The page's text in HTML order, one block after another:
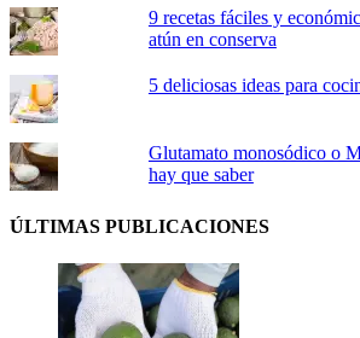
9 recetas fáciles y
atún en conserva
5 deliciosas ideas para
Glutamato monosódico o
hay que saber
ÚLTIMAS PUBLICACIONES